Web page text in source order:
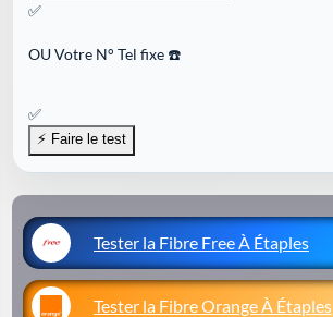
✅
OUVotre N° Tel fixe ☎️
✅
Tester la Fibre Free À Étaples
Tester la Fibre Orange À Étaples